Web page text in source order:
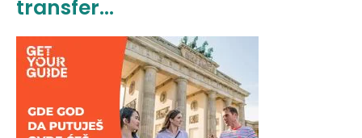
transfer...